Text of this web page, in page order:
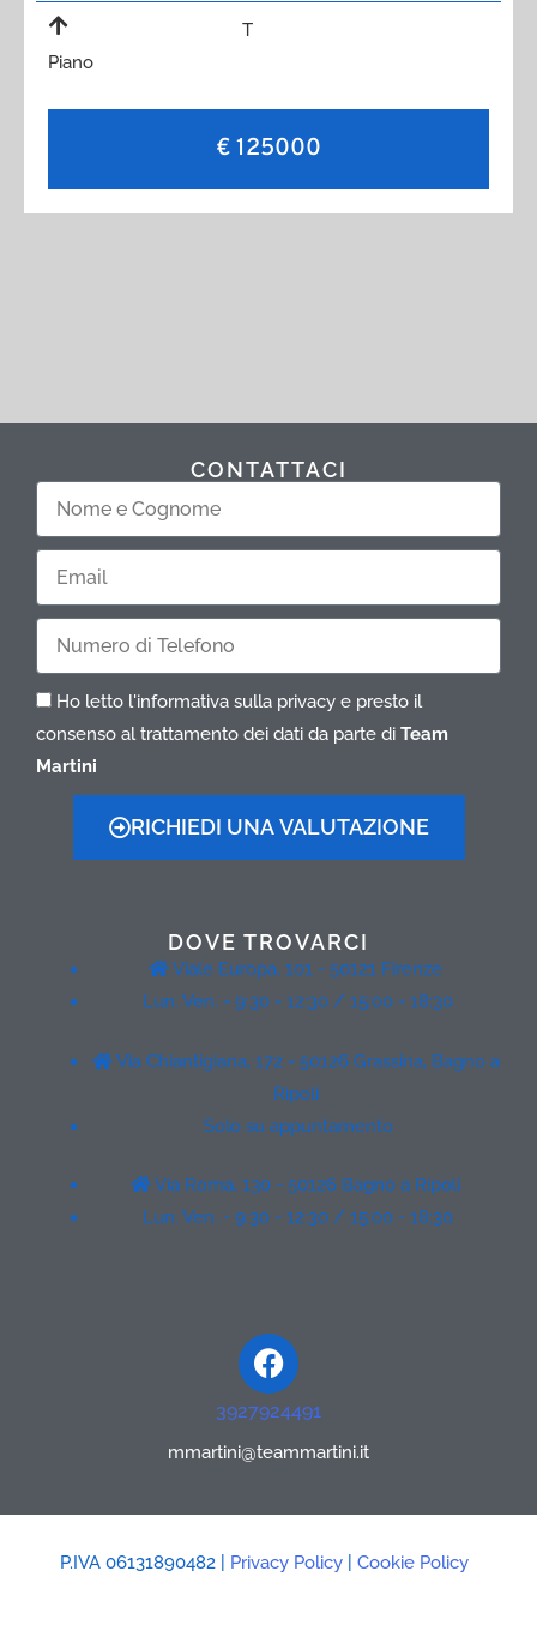
Piano
T
€ 125000
CONTATTACI
e
Cognome
Ho letto l'informativa sulla privacy e presto il
consenso al trattamento dei dati da parte di Team
Martini
RICHIEDI UNA VALUTAZIONE
DOVE TROVARCI
Viale Europa, 101 - 50121 Firenze
Lun. Ven. - 9:30 - 12:30 / 15:00 - 18:30
Via Chiantigiana, 172 - 50126 Grassina, Bagno a
Ripoli
Solo su appuntamento
Via Roma, 130 - 50126 Bagno a Ripoli
Lun. Ven. - 9:30 - 12:30 / 15:00 - 18:30
Facebook
3927924491
mmartini@teammartini.it
P.IVA 06131890482 | Privacy Policy| Cookie Policy